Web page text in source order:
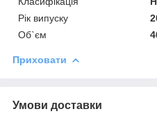
Рік випуску
Об`єм
Приховати
Умови доставки